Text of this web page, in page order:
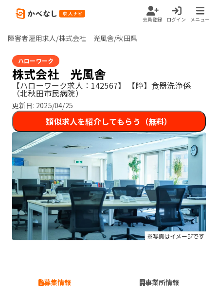
会員登録 ログイン メニュー
障害者雇用求人/株式会社 光風舎/秋田県
ハローワーク
株式会社 光風舎
【ハローワーク求人：142567】 【障】食器洗浄係
（北秋田市民病院）
更新日: 2025/04/25
類似求人を紹介してもらう（無料）
募集情報 事業所情報